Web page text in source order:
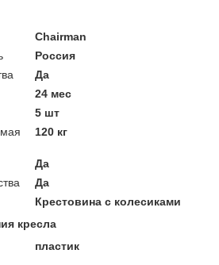
Chairman
Россия
Да
24 мес
5 шт
120 кг
Да
Да
Крестовина с колесиками
кресла
пластик